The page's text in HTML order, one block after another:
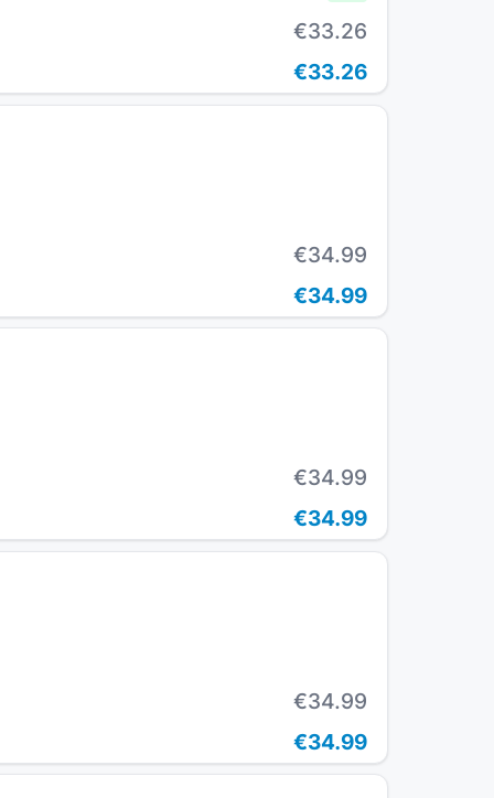
€33.26
€33.26
€34.99
€34.99
€34.99
€34.99
€34.99
€34.99